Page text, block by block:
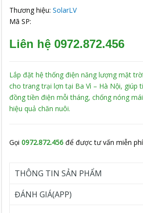
Thương hiệu:SolarLV
Mã SP:
Liên hệ 0972.872.456
Lắp đặt hệ thống điện năng lượng mặt
cho trang trại lợn tại Ba Vì – Hà Nội, giúp
đồng tiền điện mỗi tháng, chống nóng
hiệu quả chăn nuôi.
Gọi0972.872.456 để được tư vấn miễn phí
THÔNG TIN SẢN PHẨM
ĐÁNH GIÁ(APP)